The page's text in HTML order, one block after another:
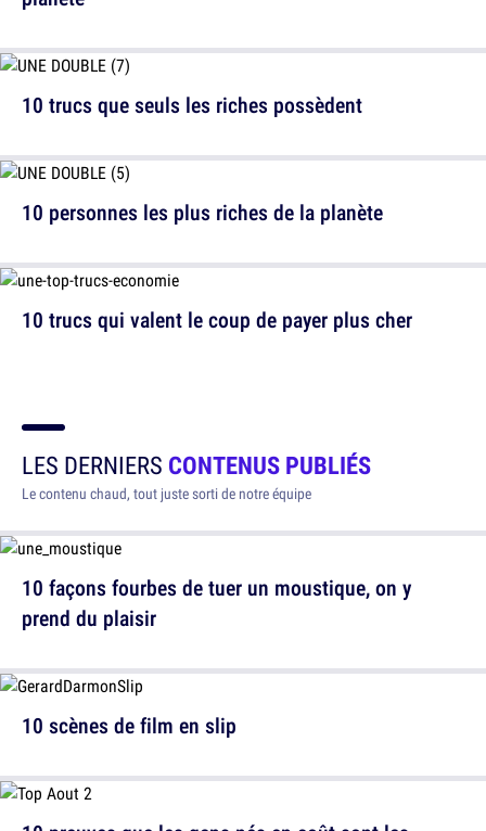
10 trucs que seuls les riches possèdent
10 trucs qui valent le coup de payer plus cher
10 personnes les plus riches de la planète
LES DERNIERS CONTENUS PUBLIÉS
Le contenu chaud, tout juste sorti de notre équipe
10 façons fourbes de tuer un moustique, on y
prend du plaisir
10 scènes de film en slip